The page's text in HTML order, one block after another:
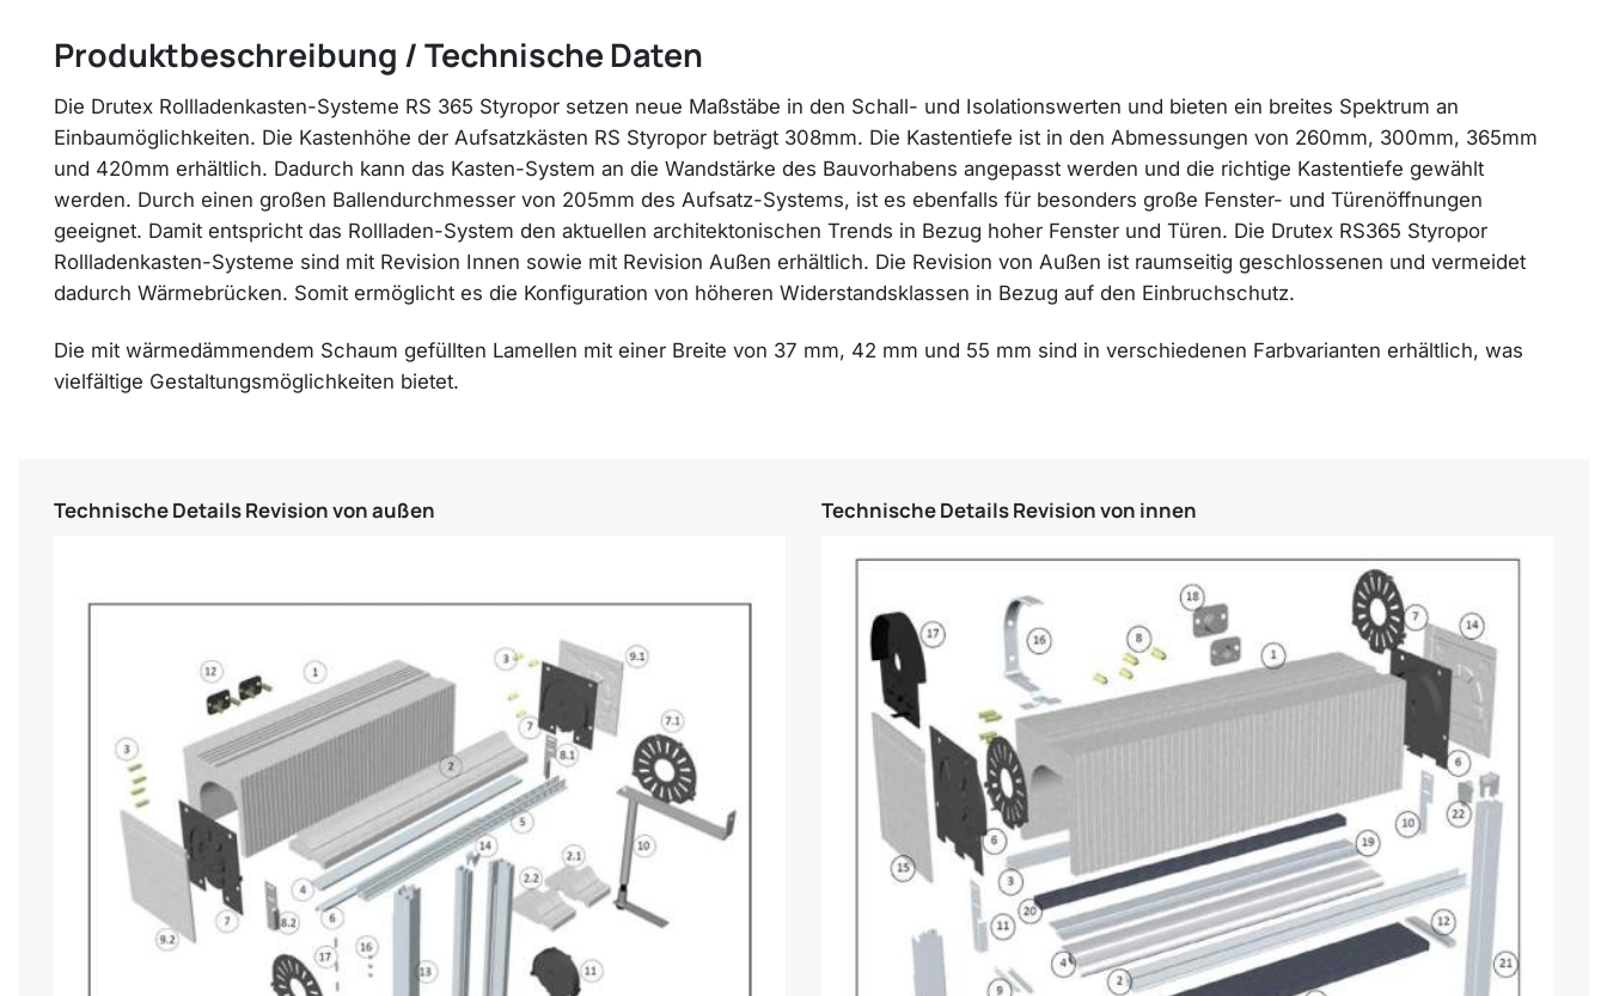
Produktbeschreibung / Technische Daten
Die Drutex Rollladenkasten-Systeme RS 365 Styropor setzen neue Maßstäbe in den Schall- und Isolationswerten und bieten ein breites Spektrum an
Einbaumöglichkeiten. Die Kastenhöhe der Aufsatzkästen RS Styropor beträgt 308mm. Die Kastentiefe ist in den Abmessungen von 260mm, 300mm, 365mm
und 420mm erhältlich. Dadurch kann das Kasten-System an die Wandstärke des Bauvorhabens angepasst werden und die richtige Kastentiefe gewählt
werden. Durch einen großen Ballendurchmesser von 205mm des Aufsatz-Systems, ist es ebenfalls für besonders große Fenster- und Türenöffnungen
geeignet. Damit entspricht das Rollladen-System den aktuellen architektonischen Trends in Bezug hoher Fenster und Türen. Die Drutex RS365 Styropor
Rollladenkasten-Systeme sind mit Revision Innen sowie mit Revision Außen erhältlich. Die Revision von Außen ist raumseitig geschlossenen und vermeidet
dadurch Wärmebrücken. Somit ermöglicht es die Konfiguration von höheren Widerstandsklassen in Bezug auf den Einbruchschutz.
Die mit wärmedämmendem Schaum gefüllten Lamellen mit einer Breite von 37 mm, 42 mm und 55 mm sind in verschiedenen Farbvarianten erhältlich, was
vielfältige Gestaltungsmöglichkeiten bietet.
Technische Details Revision von außen Technische Details Revision von innen